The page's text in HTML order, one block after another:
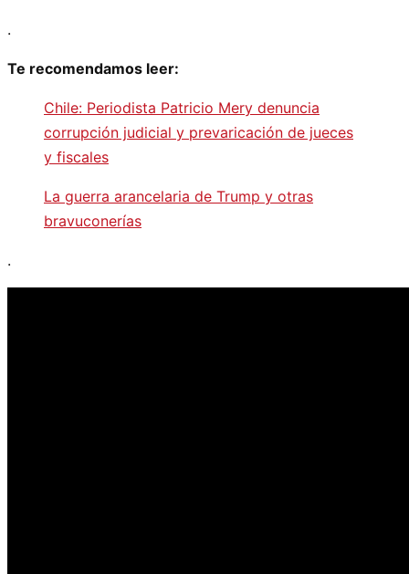
.
Te recomendamos leer:
Chile: Periodista Patricio Mery denuncia
corrupción judicial y prevaricación de jueces
y fiscales
La guerra arancelaria de Trump y otras
bravuconerías
.